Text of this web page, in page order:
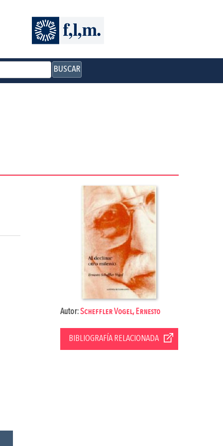
BUSCAR
Autor:Scheffler Vogel, Ernesto
BIBLIOGRAFÍA RELACIONADA